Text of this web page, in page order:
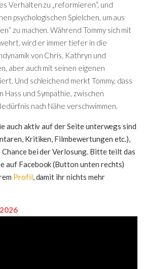
Verhalten zu „reformieren“, und
psychologischen Spielchen, um aus
zu machen. Während Tommy sich mit
wird er immer tiefer in die
von Chris, Kathryn und
aber auch mit seinen eigenen
Und schleichend merkt Tommy, dass
Hass und Sympathie, zwischen
nach Nähe verschwimmen.
auch aktiv auf der Seite unterwegs sind
Kritiken, Filmbewertungen etc.),
bei der Verlosung. Bitte teilt das
auf Facebook (Button unten rechts)
Profil, damit ihr nichts mehr